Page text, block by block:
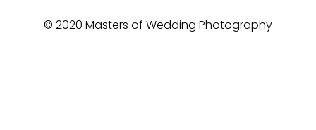
© 2020 Masters of Wedding Photography